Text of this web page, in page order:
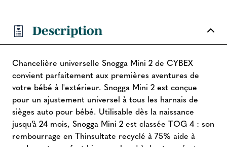
Description
Chancelière universelle Snogga Mini 2 de CYBEX
convient parfaitement aux premières aventures de
votre bébé à l'extérieur. Snogga Mini 2 est conçue
pour un ajustement universel à tous les harnais de
sièges auto pour bébé. Utilisable dès la naissance
jusqu’à 24 mois, Snogga Mini 2 est classée TOG 4 : son
rembourrage en Thinsultate recyclé à 75% aide à